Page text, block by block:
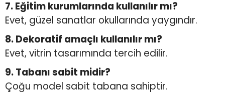
7. Eğitim kurumlarında kullanılır mı?
Evet, güzel sanatlar okullarında yaygındır.
8. Dekoratif amaçlı kullanılır mı?
Evet, vitrin tasarımında tercih edilir.
9. Tabanı sabit midir?
Çoğu model sabit tabana sahiptir.